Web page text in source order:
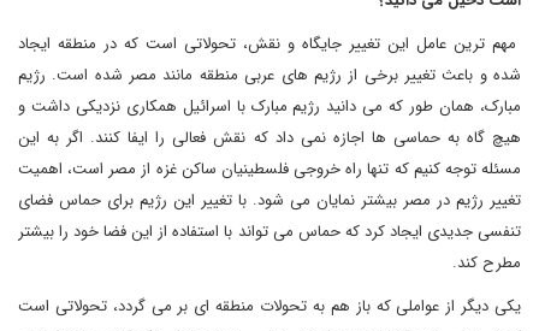
مهم ترین عامل این تغییر جایگاه و نقش، تحولاتی است که در منطقه ایجاد
شده و باعث تغییر برخی از رژیم های عربی منطقه مانند مصر شده است. رژیم
مبارک، همان طور که می دانید رژیم مبارک با اسرائیل همکاری نزدیکی داشت و
هیچ گاه به حماسی ها اجازه نمی داد که نقش فعالی را ایفا کنند. اگر به این
مسئله توجه کنیم که تنها راه خروجی فلسطینیان ساکن غزه از مصر است، اهمیت
تغییر رژیم در مصر بیشتر نمایان می شود. با تغییر این رژیم برای حماس فضای
تنفسی جدیدی ایجاد کرد که حماس می تواند با استفاده از این فضا خود را بیشتر
مطرح کند.
یکی دیگر از عواملی که باز هم به تحولات منطقه ای بر می گردد، تحولاتی است